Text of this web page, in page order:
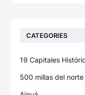
CATEGORIES
19 Capitales
500 millas del norte